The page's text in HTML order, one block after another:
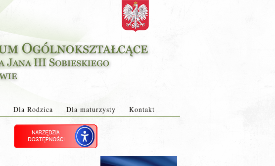
Dla Rodzica Dla maturzysty Kontakt